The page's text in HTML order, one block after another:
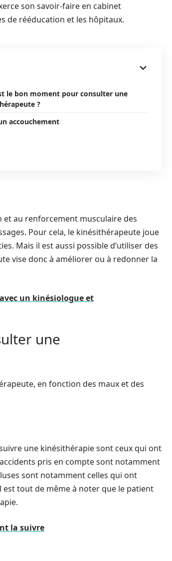
son savoir-faire en cabinet
de rééducation et les hôpitaux.
le bon moment pour consulter une
?
accouchement
et au renforcement musculaire des
Pour cela, le kinésithérapeute joue
Mais il est aussi possible d’utiliser des
vise donc à améliorer ou à redonner la
un kinésiologue et
une
en fonction des maux et des
une kinésithérapie sont ceux qui ont
pris en compte sont notamment
sont notamment celles qui ont
est tout de même à noter que le patient
la suivre